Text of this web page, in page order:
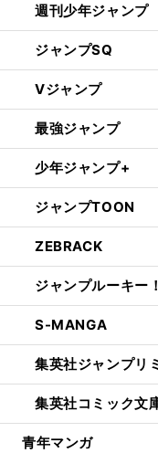
週刊少年ジャンプ
ジャンプSQ
Vジャンプ
最強ジャンプ
少年ジャンプ+
ジャンプTOON
ZEBRACK
ジャンプルーキー！
S-MANGA
集英社ジャンプリ
集英社コミック文
青年マンガ